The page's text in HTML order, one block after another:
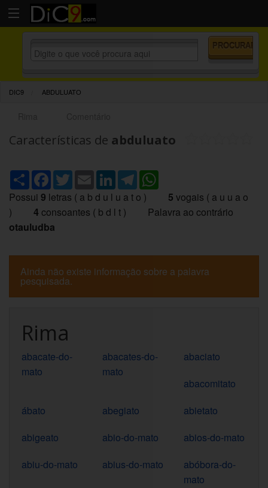
DIC9 ABDULUATO
Características de abduluato
ShareFacebook
TwitterEmailLinkedInTelegram
Possui 9 letras ( a b d u l u a t o ) 5 vogais ( a u u a o
) 4 consoantes ( b d l t ) Palavra ao contrário
otauludba
Ainda não existe informação sobre a palavra
pesquisada.
Rima
abacate-do-
mato
abacates-do-
mato
abaciato
abacomitato
ábato
abegiato
abietato
abigeato
abio-do-mato
abios-do-mato
abiu-do-mato
abius-do-mato
abóbora-do-
mato